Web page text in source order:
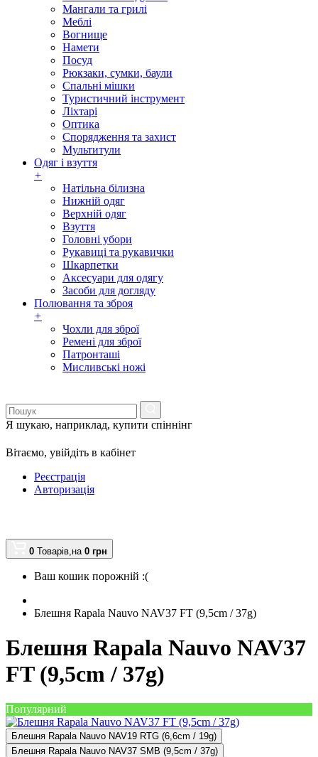
Мангали та грилі
Меблі
Вогнище
Намети
Посуд
Рюкзаки, сумки, баули
Спальні мішки
Туристичний інструмент
Ліхтарі
Оптика
Спорядження та захист
Мультитули
Одяг і взуття
+
Натільна білизна
Нижній одяг
Верхній одяг
Взуття
Головні убори
Рукавиці та рукавички
Шкарпетки
Аксесуари для одягу
Засоби для догляду
Полювання та зброя
+
Чохли для зброї
Ремені для зброї
Патронташі
Мисливські ножі
Я шукаю, наприклад, купити спіннінг
Вітаємо, увійдіть в кабінет
Реєстрація
Авторизація
0 Товарів,на 0 грн
Ваш кошик порожній :(
Блешня Rapala Nauvo NAV37 FT (9,5cm / 37g)
Блешня Rapala Nauvo NAV37
FT (9,5cm / 37g)
Популярний
Блешня Rapala Nauvo NAV19 RTG (6,6cm / 19g)
Блешня Rapala Nauvo NAV37 SMB (9,5cm / 37g)